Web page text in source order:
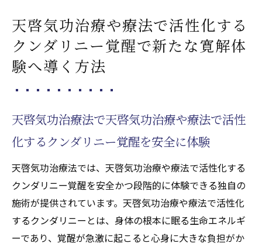
天啓気功治療や療法で活性化する
クンダリニー覚醒で新たな寛解体
験へ導く方法
天啓気功治療法で天啓気功治療や療法で活性
化するクンダリニー覚醒を安全に体験
天啓気功治療法では、天啓気功治療や療法で活性化する
クンダリニー覚醒を安全かつ段階的に体験できる独自の
施術が提供されています。天啓気功治療や療法で活性化
するクンダリニーとは、身体の根本に眠る生命エネルギ
ーであり、覚醒が急激に起こると心身に大きな負担がか